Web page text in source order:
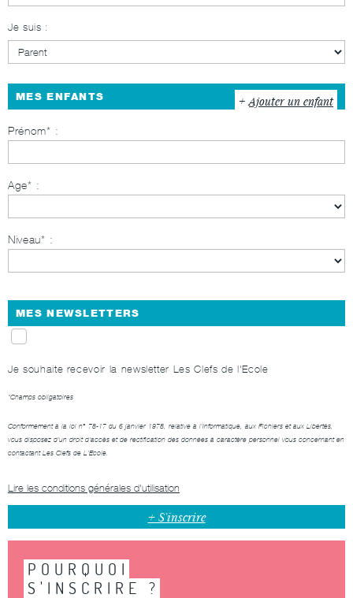
Je suis :
MES ENFANTS Ajouter un enfant
Prénom
Age
Niveau
MES NEWSLETTERS
Je souhaite recevoir la newsletter Les Clefs de l'Ecole
*Champs obligatoires
Conformément à la loi n° 78-17 du 6 janvier 1978, relative à l'Informatique, aux Fichiers et aux Libertés,
vous disposez d'un droit d'accès et de rectification des données à caractère personnel vous concernant en
contactantLes Clefs de L’Ecole
Lire les conditions générales d'utilisation
POURQUOI
S'INSCRIRE ?